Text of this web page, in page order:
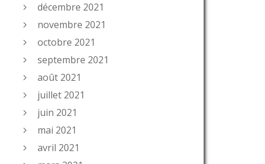
décembre 2021
novembre 2021
octobre 2021
septembre 2021
août 2021
juillet 2021
juin 2021
mai 2021
avril 2021